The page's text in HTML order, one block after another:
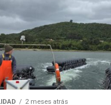
2 meses atrás